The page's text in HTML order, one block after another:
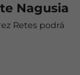
Nagusia
Retes podrá